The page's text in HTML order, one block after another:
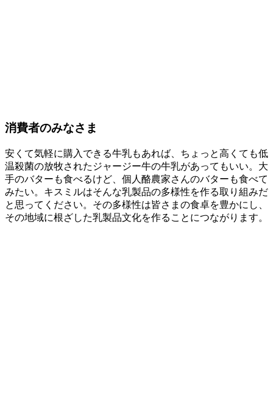
消費者のみなさま
安くて気軽に購入できる牛乳もあれば、ちょっと高くても低
温殺菌の放牧されたジャージー牛の牛乳があってもいい。大
手のバターも食べるけど、個人酪農家さんのバターも食べて
みたい。キスミルはそんな乳製品の多様性を作る取り組みだ
と思ってください。その多様性は皆さまの食卓を豊かにし、
その地域に根ざした乳製品文化を作ることにつながります。